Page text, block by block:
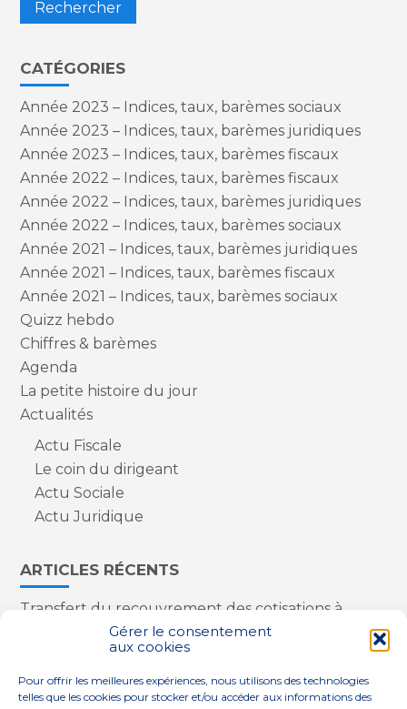
Gérer le consentement
aux cookies
Pour offrir les meilleures expériences, nous utilisons des technologies
telles que les cookies pour stocker et/ou accéder aux informations des
CATÉGORIES
Année 2023 – Indices, taux, barèmes sociaux
Année 2023 – Indices, taux, barèmes juridiques
Année 2023 – Indices, taux, barèmes fiscaux
Année 2022 – Indices, taux, barèmes fiscaux
Année 2022 – Indices, taux, barèmes juridiques
Année 2022 – Indices, taux, barèmes sociaux
Année 2021 – Indices, taux, barèmes juridiques
Année 2021 – Indices, taux, barèmes fiscaux
Année 2021 – Indices, taux, barèmes sociaux
Quizz hebdo
Chiffres & barèmes
Agenda
La petite histoire du jour
Actualités
Actu Fiscale
Le coin du dirigeant
Actu Sociale
Actu Juridique
ARTICLES RÉCENTS
Transfert du recouvrement des cotisations à
l’Urssaf : des nouveautés
Appareils reconditionnés : annulation de la
Contrôle de la qualité de l’air dans les ERP